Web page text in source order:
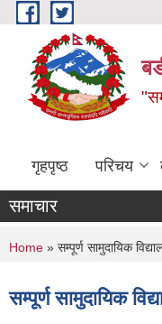
Skip to main content
गृहपृष्ठ परिचय
समाचार
You are here
Home » सम्पूर्ण सामुदायिक
सम्पूर्ण सामुदायिक